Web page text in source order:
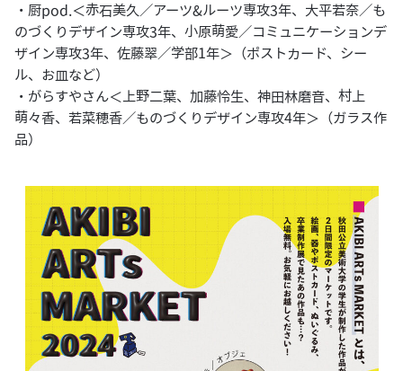
・厨pod.＜赤石美久／アーツ&ルーツ専攻3年、大平若奈／も
のづくりデザイン専攻3年、小原萌愛／コミュニケーションデ
ザイン専攻3年、佐藤翠／学部1年＞（ポストカード、シー
ル、お皿など）
・がらすやさん＜上野二葉、加藤怜生、神田林磨音、村上
萌々香、若菜穂香／ものづくりデザイン専攻4年＞（ガラス作
品）